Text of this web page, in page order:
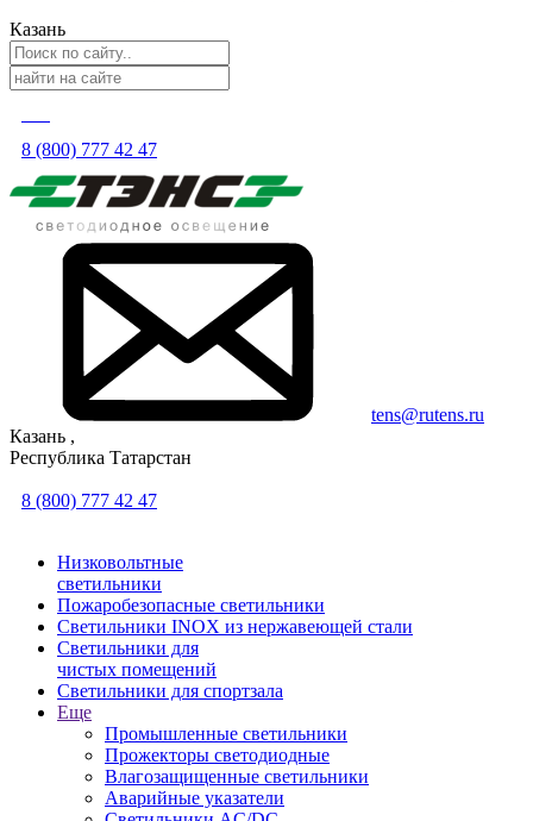
Казань
8 (800) 777 42 47
tens@rutens.ru
Казань ,
Республика Татарстан
8 (800) 777 42 47
Низковольтные
светильники
Пожаробезопасные светильники
Светильники INOX из нержавеющей стали
Светильники для
чистых помещений
Светильники для спортзала
Еще
Промышленные светильники
Прожекторы светодиодные
Влагозащищенные светильники
Аварийные указатели